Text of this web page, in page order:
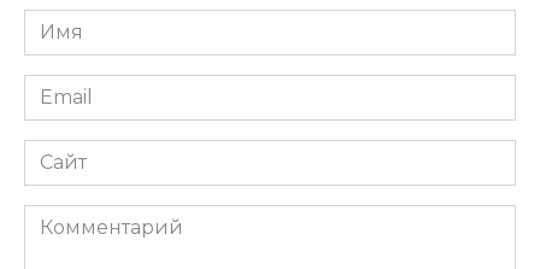
Имя
*
Email
*
Сайт
Комментарий